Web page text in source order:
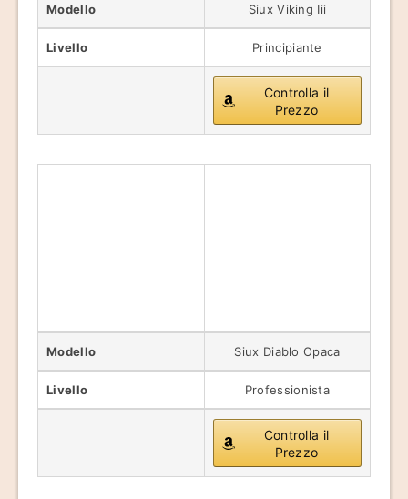
Modello Siux Viking Iii
Livello Principiante
Controlla il
Prezzo
Modello Siux Diablo Opaca
Livello Professionista
Controlla il
Prezzo